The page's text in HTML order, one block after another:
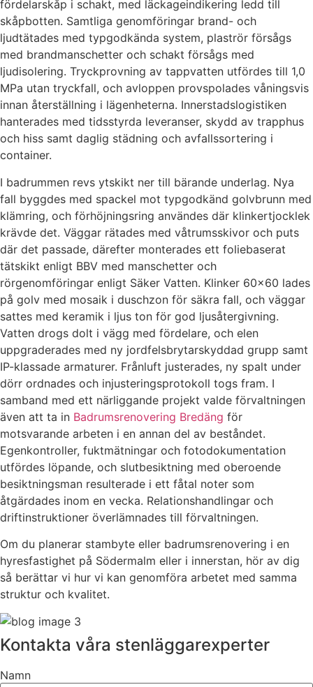
fördelarskåp i schakt, med läckageindikering ledd till
skåpbotten. Samtliga genomföringar brand- och
ljudtätades med typgodkända system, plaströr försågs
med brandmanschetter och schakt försågs med
ljudisolering. Tryckprovning av tappvatten utfördes till 1,0
MPa utan tryckfall, och avloppen provspolades våningsvis
innan återställning i lägenheterna. Innerstadslogistiken
hanterades med tidsstyrda leveranser, skydd av trapphus
och hiss samt daglig städning och avfallssortering i
container.
I badrummen revs ytskikt ner till bärande underlag. Nya
fall byggdes med spackel mot typgodkänd golvbrunn med
klämring, och förhöjningsring användes där klinkertjocklek
krävde det. Väggar rätades med våtrumsskivor och puts
där det passade, därefter monterades ett foliebaserat
tätskikt enligt BBV med manschetter och
rörgenomföringar enligt Säker Vatten. Klinker 60×60 lades
på golv med mosaik i duschzon för säkra fall, och väggar
sattes med keramik i ljus ton för god ljusåtergivning.
Vatten drogs dolt i vägg med fördelare, och elen
uppgraderades med ny jordfelsbrytarskyddad grupp samt
IP-klassade armaturer. Frånluft justerades, ny spalt under
dörr ordnades och injusteringsprotokoll togs fram. I
samband med ett närliggande projekt valde förvaltningen
även att ta in Badrumsrenovering Bredäng för
motsvarande arbeten i en annan del av beståndet.
Egenkontroller, fuktmätningar och fotodokumentation
utfördes löpande, och slutbesiktning med oberoende
besiktningsman resulterade i ett fåtal noter som
åtgärdades inom en vecka. Relationshandlingar och
driftinstruktioner överlämnades till förvaltningen.
Om du planerar stambyte eller badrumsrenovering i en
hyresfastighet på Södermalm eller i innerstan, hör av dig
så berättar vi hur vi kan genomföra arbetet med samma
struktur och kvalitet.
Kontakta våra stenläggarexperter
Namn